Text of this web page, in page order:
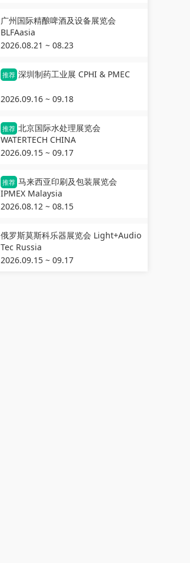
广州国际精酿啤酒及设备展览会
BLFAasia
2026.08.21 ~ 08.23
推荐 深圳制药工业展 CPHI & PMEC
2026.09.16 ~ 09.18
推荐 北京国际水处理展览会
WATERTECH CHINA
2026.09.15 ~ 09.17
推荐 马来西亚印刷及包装展览会
IPMEX Malaysia
2026.08.12 ~ 08.15
俄罗斯莫斯科乐器展览会 Light+Audio
Tec Russia
2026.09.15 ~ 09.17